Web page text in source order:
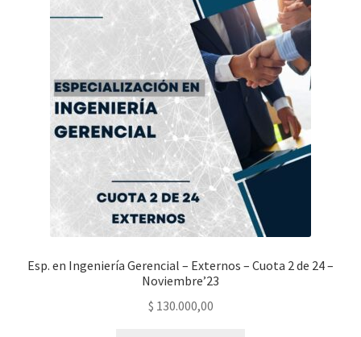
Esp. en Ingeniería Gerencial – Externos – Cuota 2 de 24 –
Noviembre’23
$ 130.000,00